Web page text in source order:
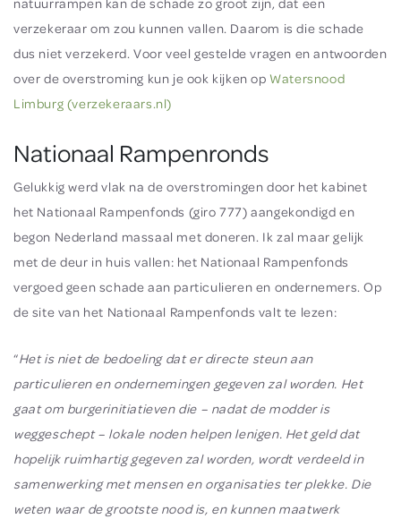
verzekeraar om zou kunnen vallen. Daarom is die schade
dus niet verzekerd. Voor veel gestelde vragen en antwoorden
over de overstroming kun je ook kijken opWatersnood
Limburg (verzekeraars.nl)
Nationaal Rampenronds
Gelukkig werd vlak na de overstromingen door het kabinet
het Nationaal Rampenfonds (giro 777) aangekondigd en
begon Nederland massaal met doneren. Ik zal maar gelijk
met de deur in huis vallen: het Nationaal Rampenfonds
vergoed geen schade aan particulieren en ondernemers. Op
de site van het Nationaal Rampenfonds valt te lezen:
“Het is niet de bedoeling dat er directe steun aan
particulieren en ondernemingen gegeven zal worden. Het
gaat om burgerinitiatievendie – nadat de modder is
weggeschept – lokale noden helpen lenigen. Het geld dat
hopelijk ruimhartig gegeven zal worden, wordt verdeeld in
samenwerking met mensen en organisaties ter plekke. Die
weten waar de grootste nood is, en kunnen maatwerk